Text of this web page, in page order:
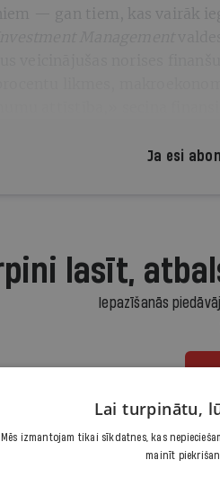
— gan tiem, kas vairāk
Ja esi
lasīt,
Iepazīšanās
Citas
Lai turpinātu,
Mēs izmantojam tikai sīkdatnes, kas
mainīt